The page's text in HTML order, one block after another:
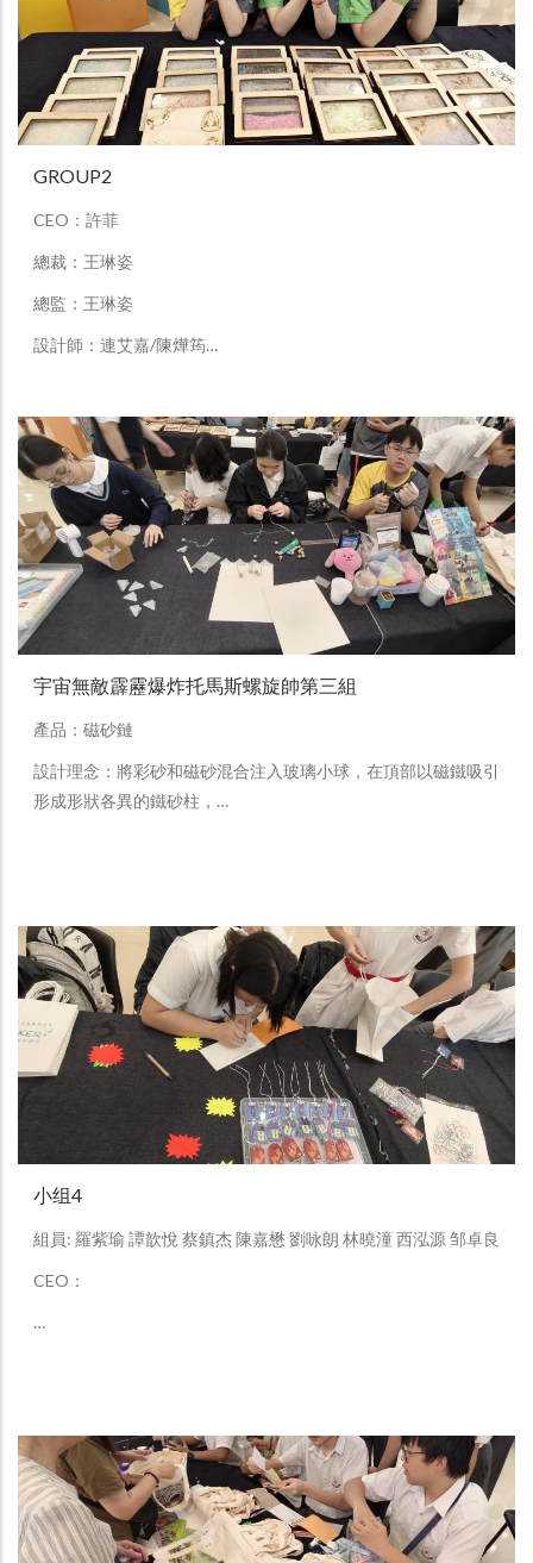
GROUP2
CEO：許菲
總裁：王琳姿
總監：王琳姿
設計師：連艾嘉/陳燁筠…
宇宙無敵霹靂爆炸托馬斯螺旋帥第三組
產品：磁砂鏈
設計理念：將彩砂和磁砂混合注入玻璃小球，在頂部以磁鐵吸引
形成形狀各異的鐵砂柱，…
小组4
組員: 羅紫瑜 譚歆悅 蔡鎮杰 陳嘉懋 劉咏朗 林曉潼 西泓源 邹卓良
CEO：
…